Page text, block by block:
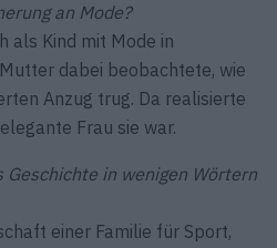
an Mode?
als Kind mit Mode in
dabei beobachtete, wie
Anzug trug. Da realisierte
Frau sie war.
Geschichte in wenigen Wörtern
einer Familie für Sport,